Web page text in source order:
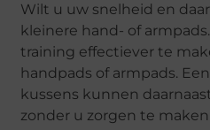
Wilt u uw snelheid en
kleinere hand- of
training effectiever te
handpads of armpads.
kussens kunnen
zonder u zorgen te